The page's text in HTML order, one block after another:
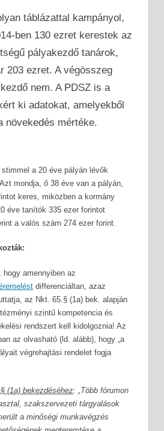
táblázattal kampányol,
ben 130 ezret kerestek az
pályakezdő tanárok,
203 ezret. A végösszeg
nem. A PDSZ is a
ki adatokat, amelyekből
növekedés mértéke.
a 20 éve pályán lévők
mondja, ő 38 éve van a pályán,
keres, miközben a kormány
éve tanítók 335 ezer forintot
a valós szám 274 ezer forint.
amennyiben az
differenciáltan, azaz
az Nkt. 65.§ (1a) bek. alapján
szintű kompetencia és
rendszert kell kidolgoznia! Az
az olvasható (ld. alább), hogy „a
végrehajtási rendelet fogja
(1a) bekezdéséhez: „Több fórumon
szakszervezeti tárgyalások
a minőségi munkavégzés